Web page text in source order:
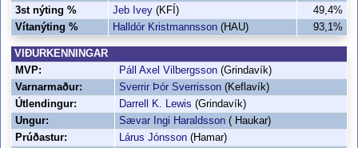
3st nýting %
Jeb Ivey (KFÍ)
49,4%
Vítanýting %
Halldór Kristmannsson (HAU) 93,1%
VIÐURKENNINGAR
MVP:
Páll Axel Vilbergsson (Grindavík)
Varnarmaður:
Sverrir Þór Sverrisson (Keflavík)
Útlendingur:
Darrell K. Lewis (Grindavík)
Ungur:
Sævar Ingi Haraldsson ( Haukar)
Prúðastur:
Lárus Jónsson (Hamar)